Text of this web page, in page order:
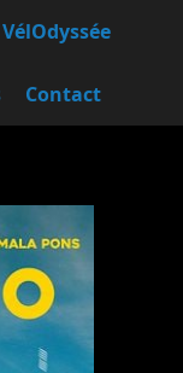
VélOdyssée
Contact